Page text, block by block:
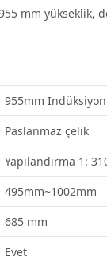
mm yükseklik,
955mm
Paslanmaz çelik
Yapılandırma 1:
495mm~1002mm
685 mm
Evet